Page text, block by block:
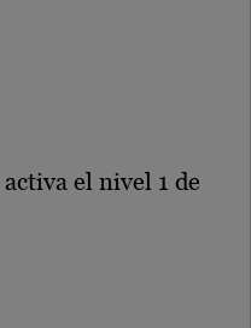
el nivel 1 de